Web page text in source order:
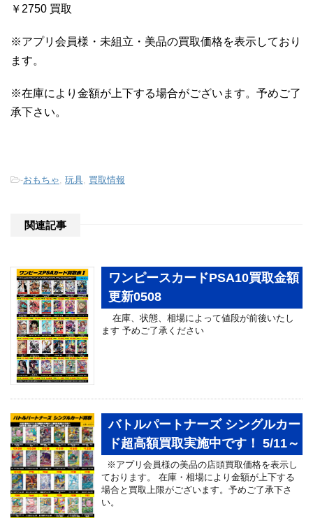
￥2750 買取
※アプリ会員様・未組立・美品の買取価格を表示しており
ます。
※在庫により金額が上下する場合がございます。予めご了
承下さい。
-おもちゃ 玩具 買取情報
関連記事
ワンピースカードPSA10買取金額
更新0508
在庫、状態、相場によって値段が前後いたし
ます 予めご了承ください
バトルパートナーズ シングルカー
ド超高額買取実施中です！ 5/11～
※アプリ会員様の美品の店頭買取価格を表示し
ております。 在庫・相場により金額が上下する
場合と買取上限がございます。予めご了承下さ
い。